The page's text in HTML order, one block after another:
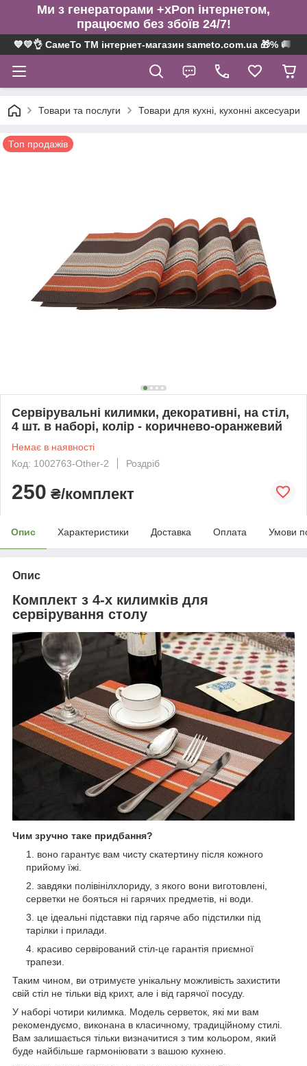
Ми з генераторами +xPon інтернетом,
працюємо без збоїв 24/7!
💙💛👌 СамеТо ТМ інтернет-магазин sameto.com.ua 🎁% 🚚 ⤵
Товари та послуги Товари для кухні, кухонні аксесуари
Топ продажів
Сервірувальні килимки, декоративні, на стіл,
4 шт. в наборі, колір - коричнево-оранжевий
Немає в наявності
Код: 1002763-Other-2
Роздріб
250 ₴/комплект
Опис Характеристики Доставка Оплата Умови
Опис
Комплект з 4-х килимків для
сервірування столу
Чим зручно таке придбання?
воно гарантує вам чисту скатертину після кожного
прийому їжі.
завдяки полівінілхлориду, з якого вони виготовлені,
серветки не бояться ні гарячих предметів, ні води.
це ідеальні підставки під гаряче або підстилки під
тарілки і прилади.
красиво сервірований стіл-це гарантія приємної
трапези.
Таким чином, ви отримуєте унікальну можливість захистити
свій стіл не тільки від крихт, але і від гарячої посуду.
У наборі чотири килимка. Модель серветок, які ми вам
рекомендуємо, виконана в класичному, традиційному стилі.
Вам залишається тільки визначитися з тим кольором, який
буде найбільше гармоніювати з вашою кухнею.